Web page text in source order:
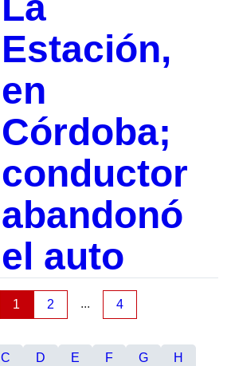
Estación,
en
Córdoba;
conductor
abandonó
el auto
1 2 ... 4
C D E F G
H